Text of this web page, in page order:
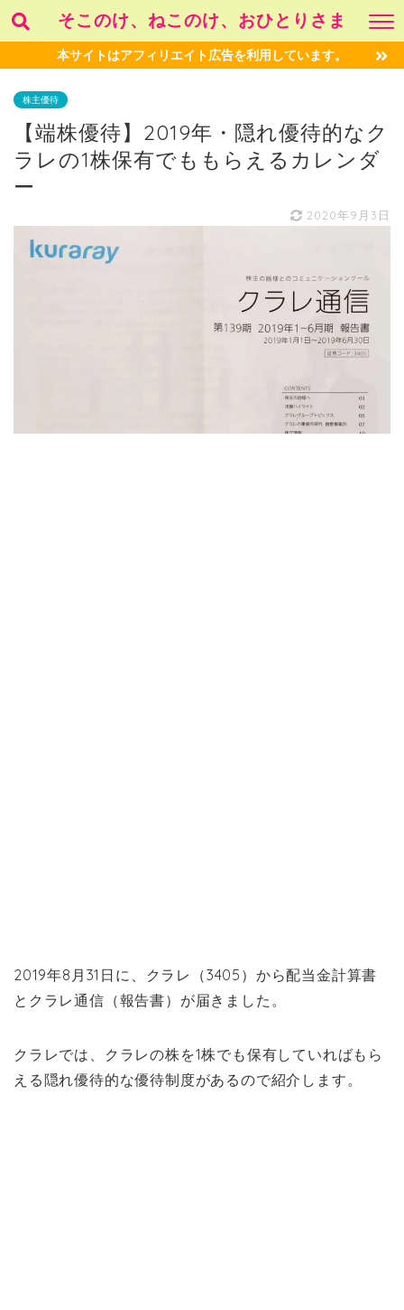
そこのけ、ねこのけ、おひとりさま
本サイトはアフィリエイト広告を利用しています。
株主優待
【端株優待】2019年・隠れ優待的なク
ラレの1株保有でももらえるカレンダ
ー
2020年9月3日
2019年8月31日に、クラレ（3405）から配当金計算書
とクラレ通信（報告書）が届きました。
クラレでは、クラレの株を1株でも保有していればもら
える隠れ優待的な優待制度があるので紹介します。